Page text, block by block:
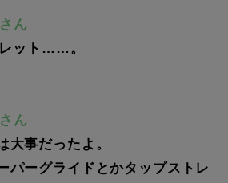
ん
ット……。
ん
大事だったよ。
パーグライドとかタップストレ